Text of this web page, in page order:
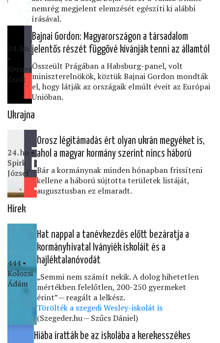
nemrég megjelent elemzését egészíti ki alábbi
írásával.
24․hu
•
Kerner
Zsolt
Bajnai Gordon: Magyarországon a társadalom
jelentős részét függővé kívánják tenni az államtól
Összeült Prágában a Habsburg-panel, volt
miniszterelnökök, köztük Bajnai Gordon mondták
el, hogy látják az országaik elmúlt éveit az Európai
Unióban.
Ukrajna
24․hu •
Spirk
József
Orosz légitámadás ért olyan ukrán megyéket is,
ahol a magyar kormány szerint nincs háború
Bár a kormánynak minden hónapban frissíteni
kellene a háború sújtotta területek listáját,
augusztusban ez elmaradt.
Hírek
444 •
Kolozsi
Ádám
Hat nappal a tanévkezdés előtt bezáratja a
kormányhivatal Iványiék iskoláit és a
hajléktalanóvodát
„Semmi nem számít nekik. A dolog hihetetlen
mértékben felelőtlen, 200-250 gyermeket
érint” — reagált a lelkész.
Törölték a szegedi Wesley-iskolát is
(Szegeder.hu — Szűcs Dániel)
Hiába íratták be az iskolába a kerekesszékes